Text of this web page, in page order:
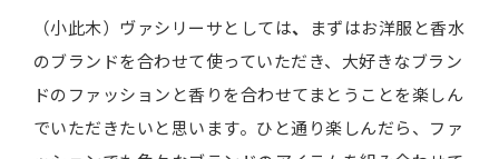
（小此木）ヴァシリーサとしては、
まずはお洋服と香水
のブランドを合わせて使っていただき、大好きなブラン
ドのファッションと香りを合わせてまとうことを楽しん
でいただきたいと思います。ひと通り楽しんだら、ファ